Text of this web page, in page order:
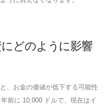
どのように影響
、お金の価値が低下する可能性
前に 10,000 ドルで、現在はイ